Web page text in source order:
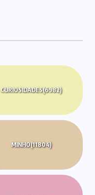
CURIOSIDADES(6982)
MINHO(11804)